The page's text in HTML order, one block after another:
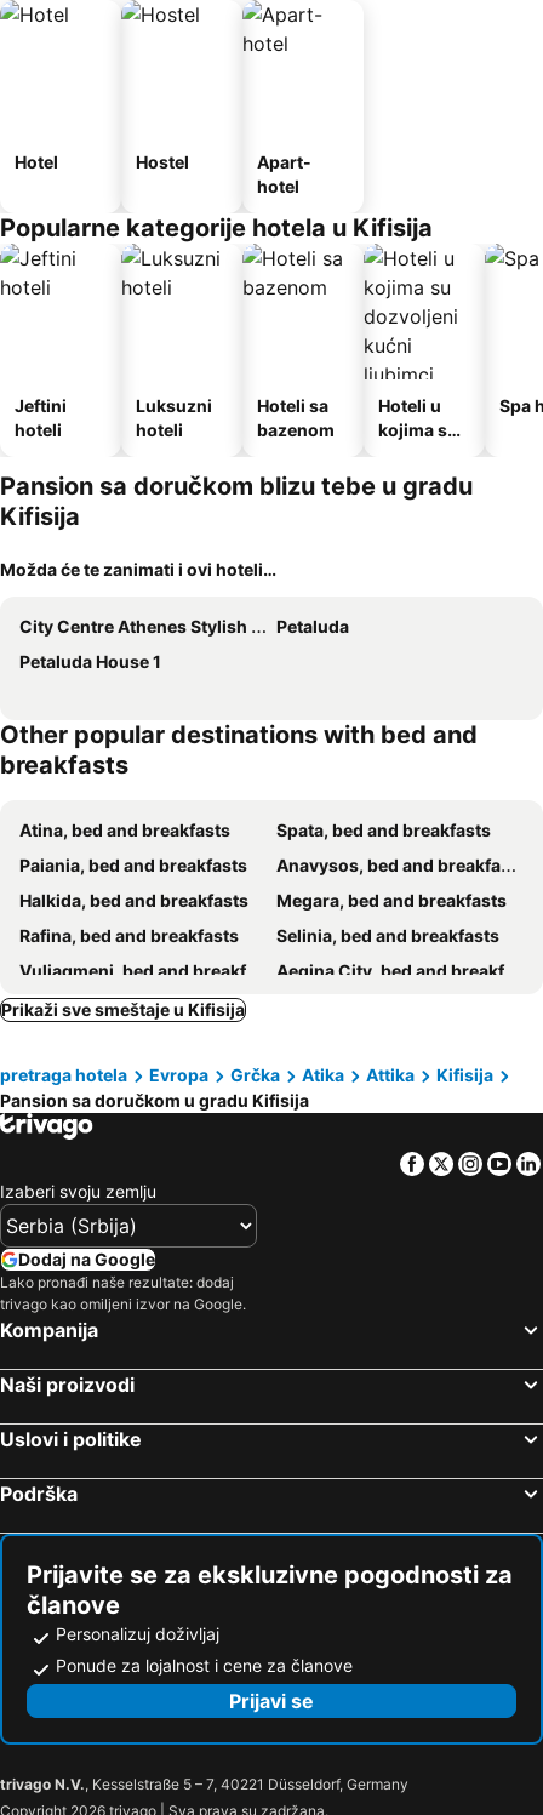
Hotel Hostel
Apart-
hotel
Popularne kategorije hotela u Kifisija
Jeftini
hoteli
Luksuzni
hoteli
Hoteli sa
bazenom
Hoteli u
kojima su
kućni
ljubimci
Spa
Pansion sa doručkom blizu tebe u gradu
Kifisija
Možda će te zanimati i ovi hoteli…
City Centre Athenes Stylish Rooms
Petaluda
Petaluda House 1
Other popular destinations with bed and
breakfasts
Atina, bed and breakfasts
Spata, bed and breakfasts
Paiania, bed and breakfasts
Anavysos, bed and breakfasts
Halkida, bed and breakfasts
Megara, bed and breakfasts
Rafina, bed and breakfasts
Selinia, bed and breakfasts
Vuliagmeni, bed and breakfasts
Aegina City, bed and breakfasts
Markopoulo, bed and breakfasts
Elefsina, bed and breakfasts
Prikaži sve smeštaje u Kifisija
pretraga hotela Evropa Grčka Atika Attika
Kifisija
Pansion sa doručkom u gradu Kifisija
Facebook
Twitter
Izaberi svoju zemlju
Dodaj na Google
Lako pronađi naše rezultate: dodaj
trivago kao omiljeni izvor na Google.
Kompanija
Naši proizvodi
Uslovi i politike
Podrška
Prijavite se za ekskluzivne pogodnosti za
članove
Personalizuj doživljaj
Ponude za lojalnost i cene za članove
Prijavi se
trivago N.V., Kesselstraße 5 – 7, 40221 Düsseldorf, Germany
Copyright 2026 trivago | Sva prava su zadržana.